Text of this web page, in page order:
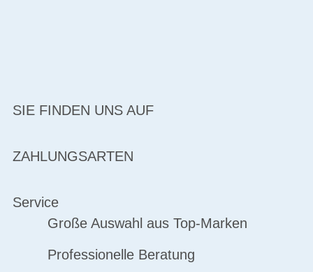
SIE FINDEN UNS AUF
ZAHLUNGSARTEN
Service
Große Auswahl aus Top-Marken
Professionelle Beratung